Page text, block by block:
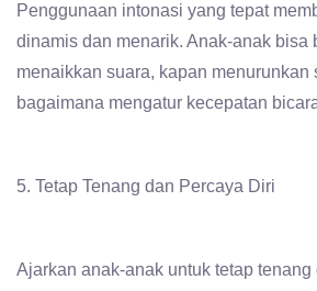
Penggunaan intonasi yang tepat
dinamis dan menarik. Anak-anak bisa
menaikkan suara, kapan menurunkan
bagaimana mengatur kecepatan
5. Tetap Tenang dan Percaya Diri
Ajarkan anak-anak untuk tetap